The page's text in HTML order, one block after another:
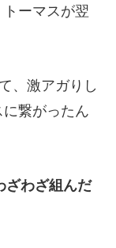
ーマスが翌
、激アガりし
繋がったん
ざわざ組んだ